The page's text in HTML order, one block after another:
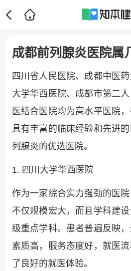
成都前列腺炎医院属
四川省人民医院、成都中医药
大学华西医院、成都市第二
医结合医院均为高水平医院
具有丰富的临床经验和先进
列腺炎的优选医院。
1. 四川大学华西医院
作为一家综合实力强劲的医
不仅规模宏大，而且学科建
级重点学科。患者普遍反映
素质高，服务态度好，就医
了良好的就医体验。